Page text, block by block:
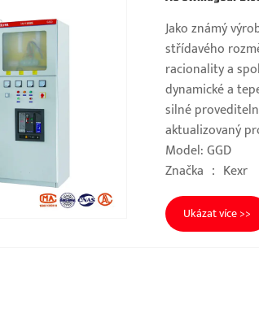
Jako známý
střídavého
racionality a
dynamické a
silné
aktualizovaný
Model: GGD
Značka ： Kexr
Ukázat více >>